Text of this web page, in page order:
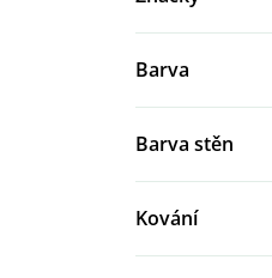
Barva
Barva stěn
Kování